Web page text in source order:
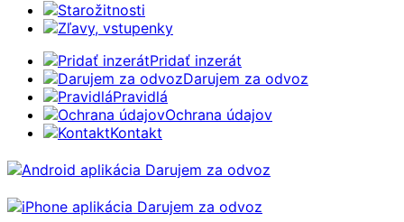
Starožitnosti
Zľavy, vstupenky
Pridať inzerát
Darujem za odvoz
Pravidlá
Ochrana údajov
Kontakt